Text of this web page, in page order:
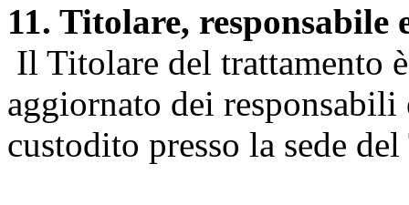
11. Titolare, responsabile
Il Titolare del trattamento
aggiornato dei
custodito presso la sede